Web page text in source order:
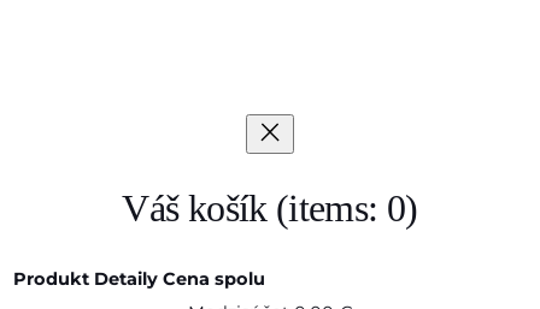
Váš košík (items: 0)
Produkt Detaily Cena spolu